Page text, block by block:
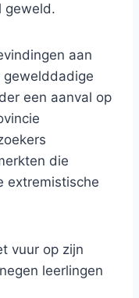
geweld.
aan
een aanval op
die
extremistische
vuur op zijn
leerlingen